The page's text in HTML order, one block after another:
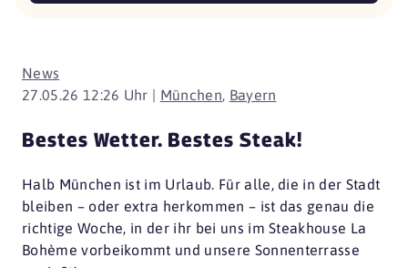
News
27.05.26 12:26 Uhr | München, Bayern
Bestes Wetter. Bestes Steak!
Halb München ist im Urlaub. Für alle, die in der Stadt
bleiben – oder extra herkommen – ist das genau die
richtige Woche, in der ihr bei uns im Steakhouse La
Bohème vorbeikommt und unsere Sonnenterrasse